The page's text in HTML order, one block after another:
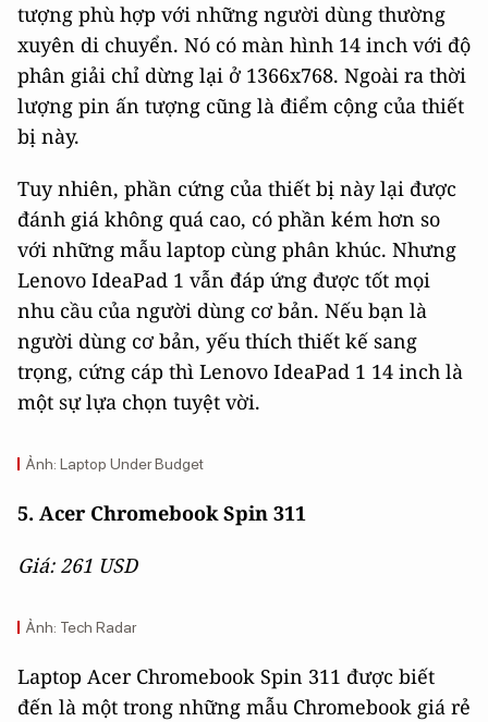
tượng phù hợp với những người dùng thường
xuyên di chuyển. Nó có màn hình 14 inch với độ
phân giải chỉ dừng lại ở 1366x768. Ngoài ra thời
lượng pin ấn tượng cũng là điểm cộng của thiết
bị này.
Tuy nhiên, phần cứng của thiết bị này lại được
đánh giá không quá cao, có phần kém hơn so
với những mẫu laptop cùng phân khúc. Nhưng
Lenovo IdeaPad 1 vẫn đáp ứng được tốt mọi
nhu cầu của người dùng cơ bản. Nếu bạn là
người dùng cơ bản, yếu thích thiết kế sang
trọng, cứng cáp thì Lenovo IdeaPad 1 14 inch là
một sự lựa chọn tuyệt vời.
Ảnh: Laptop Under Budget
5. Acer Chromebook Spin 311
Giá: 261 USD
Ảnh: Tech Radar
Laptop Acer Chromebook Spin 311 được biết
đến là một trong những mẫu Chromebook giá rẻ